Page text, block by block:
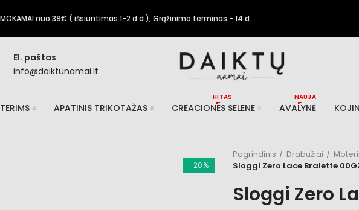
nuo 39€ ( išsiuntimas 1-2 d.d.), Grąžinimo terminas - 14 d.
El. paštas
info@daiktunamai.lt
APATINIS TRIKOTAŽAS CREACIONES SELENE
HITAS
AVALYNĖ
NAUJA
−20%
Pagrindinis Drabužiai
Sloggi Zero Lace Bralette
Sloggi Zero